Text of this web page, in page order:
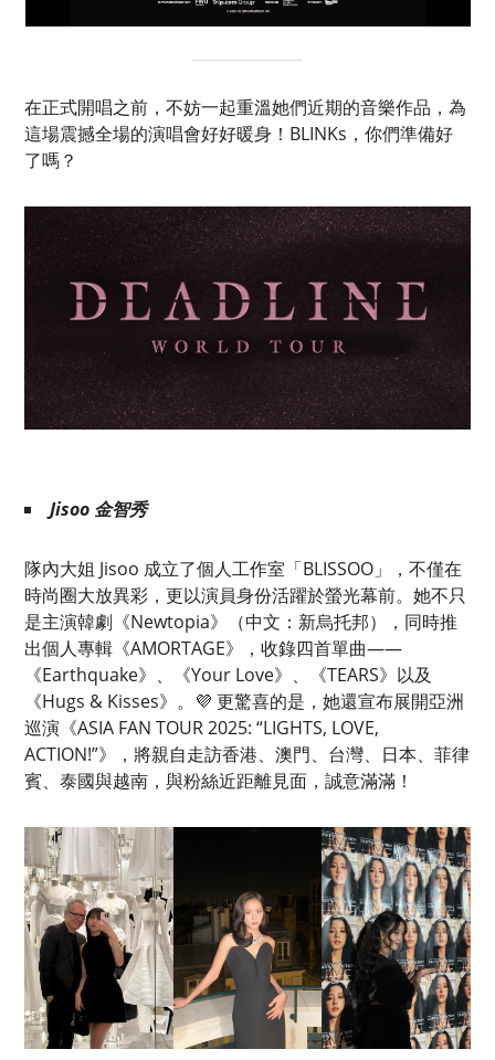
在正式開唱之前，不妨一起重溫她們近期的音樂作品，為
這場震撼全場的演唱會好好暖身！BLINKs，你們準備好
了嗎？
Jisoo 金智秀
隊內大姐 Jisoo 成立了個人工作室「BLISSOO」，不僅在
時尚圈大放異彩，更以演員身份活躍於螢光幕前。她不只
是主演韓劇《Newtopia》（中文：新烏托邦），同時推
出個人專輯《AMORTAGE》，收錄四首單曲——
《Earthquake》、《Your Love》、《TEARS》以及
《Hugs & Kisses》。💜 更驚喜的是，她還宣布展開亞洲
巡演《ASIA FAN TOUR 2025: “LIGHTS, LOVE,
ACTION!”》，將親自走訪香港、澳門、台灣、日本、菲律
賓、泰國與越南，與粉絲近距離見面，誠意滿滿！